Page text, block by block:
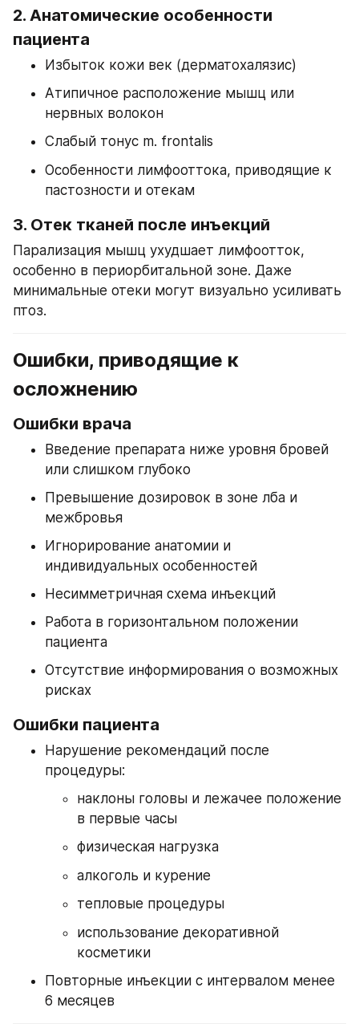
2. Анатомические особенности
пациента
Избыток кожи век (дерматохалязис)
Атипичное расположение мышц или
нервных волокон
Слабый тонус m. frontalis
Особенности лимфооттока, приводящие к
пастозности и отекам
3. Отек тканей после инъекций
Парализация мышц ухудшает лимфоотток,
особенно в периорбитальной зоне. Даже
минимальные отеки могут визуально усиливать
птоз.
Ошибки, приводящие к
осложнению
Ошибки врача
Введение препарата ниже уровня бровей
или слишком глубоко
Превышение дозировок в зоне лба и
межбровья
Игнорирование анатомии и
индивидуальных особенностей
Несимметричная схема инъекций
Работа в горизонтальном положении
пациента
Отсутствие информирования о возможных
рисках
Ошибки пациента
Нарушение рекомендаций после
процедуры:
наклоны головы и лежачее положение
в первые часы
физическая нагрузка
алкоголь и курение
тепловые процедуры
использование декоративной
косметики
Повторные инъекции с интервалом менее
6 месяцев